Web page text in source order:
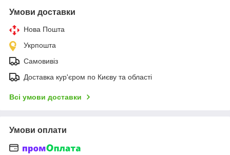
Умови доставки
Нова Пошта
Укрпошта
Самовивіз
Доставка кур'єром по Києву та області
Всі умови доставки
Умови оплати